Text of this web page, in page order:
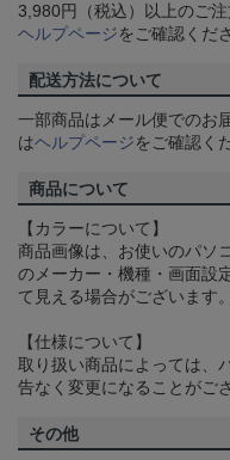
3,980円（税込）以上のご
ヘルプページをご確認くだ
配送方法について
一部商品はメール便でのお
はヘルプページをご確認く
商品について
【カラーについて】
商品画像は、お使いのパソ
のメーカー・機種・画面設
て見える場合がございます
【仕様について】
取り扱い商品によっては、
告なく変更になることがご
その他